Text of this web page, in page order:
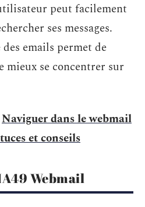
peut facilement
ses messages.
emails permet de
mieux se concentrer sur
Naviguer dans le webmail
et conseils
Webmail